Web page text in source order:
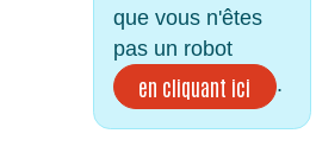
que vous n'êtes
pas un robot
en cliquant ici .